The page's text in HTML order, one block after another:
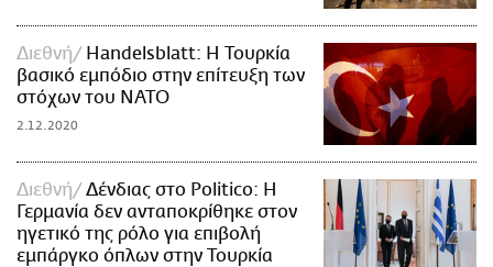
Διεθνή
Handelsblatt: Η Τουρκία
βασικό εμπόδιο στην επίτευξη των
στόχων του ΝΑΤΟ
2.12.2020
Διεθνή
Δένδιας στο Politico: Η
Γερμανία δεν ανταποκρίθηκε στον
ηγετικό της ρόλο για επιβολή
εμπάργκο όπλων στην Τουρκία